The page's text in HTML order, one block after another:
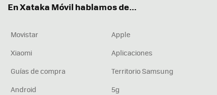
En Xataka Móvil hablamos de...
Movistar
Apple
Xiaomi
Aplicaciones
Guías de compra
Territorio Samsung
Android
5g